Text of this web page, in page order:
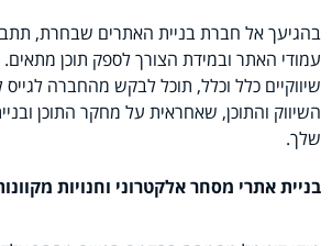
בהגיעך אל חברת בניית האתרים שבחרת,
עמודי האתר ובמידת הצורך לספק תוכן מתאים.
שיווקיים כלל וכלל, תוכל לבקש מהחברה
השיווק והתוכן, שאחראית על מחקר התוכן
שלך.
בניית אתרי מסחר אלקטרוני וחנויות מקוונות